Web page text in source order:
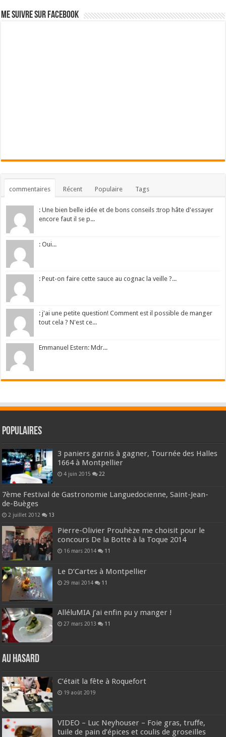
Me suivre sur Facebook
commentaires Récent Populaire Tags
: Une bien belle idée et de bons conseils :trop hâte d'essayer
encore faut il se p...
: Oui...
: Peut-on faire cette sauce au cognac la veille ?...
: j'ai une petite question! Comment est il possible de manger
tout cela ? N'est ce...
Emmanuel Estern: Mdr...
Populaires
3 paniers garnis à gagner, Tournée des Halles
1664 à Montpellier
4 juin 2015 22
7ème Festival de Gastronomie Languedocienne, Saint-Jean-
de-Buèges
2 juillet 2012 13
Pierre-Olivier Prouhèze me choisit pour le
concours De la Botte à la Toque 2014
16 mars 2014 11
Le D’Cartes à Montpellier
29 mai 2014 11
AlléluMIA j’ai enfin pu y manger !
27 mars 2013 11
Au hasard
C’était la fête à Roquefort
19 août 2019
VIDEO – Luc Neyhouser – Foie gras, truffe,
tuile de pain d’épices et coulis de groseilles